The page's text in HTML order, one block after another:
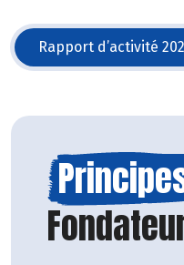
Rapport d’activité
(s'ouvre